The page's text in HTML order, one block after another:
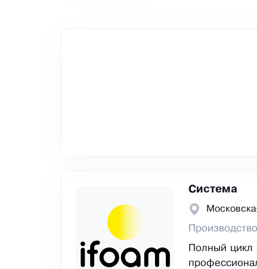
Система
Полный цикл